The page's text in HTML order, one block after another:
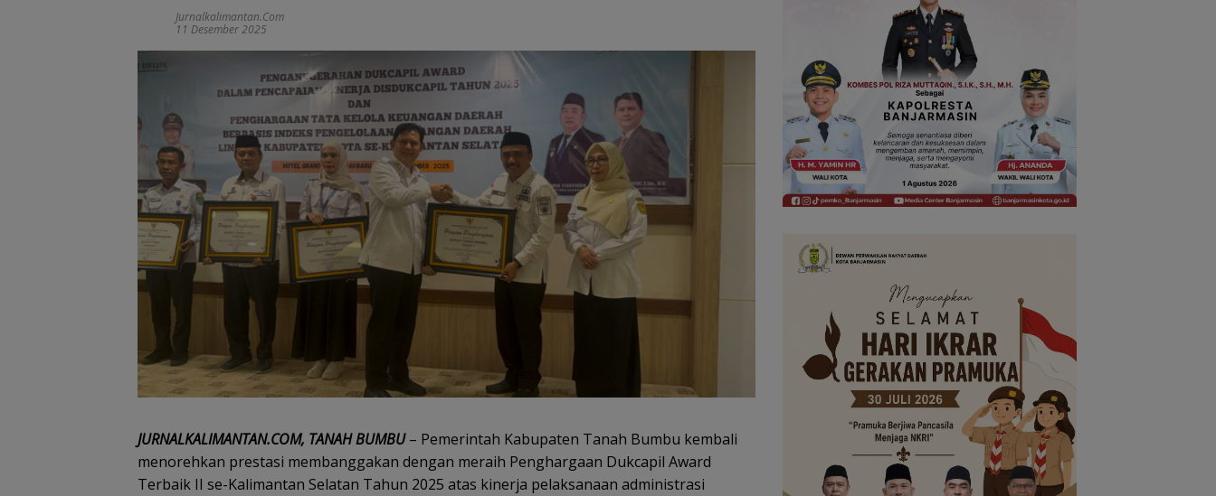
Jurnalkalimantan.com
11 Desember 2025
JURNALKALIMANTAN.COM, TANAH BUMBU– Pemerintah Kabupaten Tanah Bumbu kembali
menorehkan prestasi membanggakan dengan meraih Penghargaan Dukcapil Award
Terbaik II se-Kalimantan Selatan Tahun 2025 atas kinerja pelaksanaan administrasi